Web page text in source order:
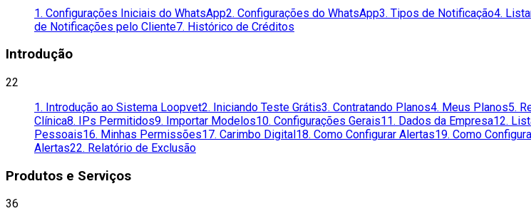
1. Configurações Iniciais do WhatsApp2. Configurações do WhatsApp3. Tipos de Notificação4.
de Notificações pelo Cliente7. Histórico de Créditos
Introdução
22
1. Introdução ao Sistema Loopvet2. Iniciando Teste Grátis3. Contratando Planos4. Meus Planos5.
Clínica8. IPs Permitidos9. Importar Modelos10. Configurações Gerais11. Dados da Empresa12.
Pessoais16. Minhas Permissões17. Carimbo Digital18. Como Configurar Alertas19. Como
Alertas22. Relatório de Exclusão
Produtos e Serviços
36